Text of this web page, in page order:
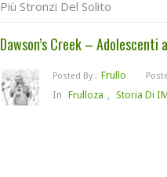
Più Stronzi Del Solito
Dawson’s Creek –
Posted By : Frullo
In Frulloza , Storia Di